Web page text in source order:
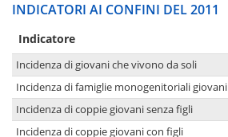
INDICATORI AI CONFINI DEL 2011
Indicatore
Incidenza di giovani che vivono da soli
Incidenza di famiglie monogenitoriali giovani
Incidenza di coppie giovani senza figli
Incidenza di coppie giovani con figli